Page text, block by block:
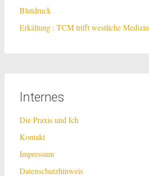
Blutdruck
Erkältung : TCM trifft westliche Medizin
Internes
Die Praxis und Ich
Kontakt
Impressum
Datenschutzhinweis